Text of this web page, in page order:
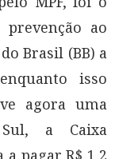
ao
Brasil (BB) a
isso
agora uma
a Caixa